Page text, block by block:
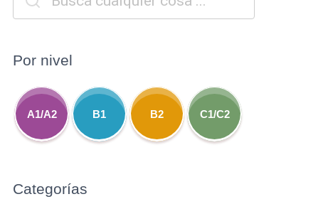
Por nivel
A1/A2 B1 B2 C1/C2
Categorías